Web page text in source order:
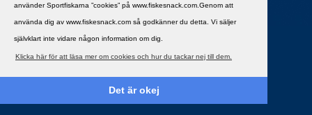
använder Sportfiskarna ”cookies” på www.fiskesnack.com.Genom att
använda dig av www.fiskesnack.com så godkänner du detta. Vi säljer
självklart inte vidare någon information om dig.
Klicka här för att läsa mer om cookies och hur du tackar nej till dem.
Det är okej